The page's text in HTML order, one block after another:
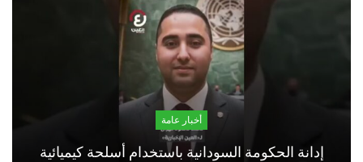
أخبار عامة
إدانة الحكومة السودانية باستخدام أسلحة كيميائية